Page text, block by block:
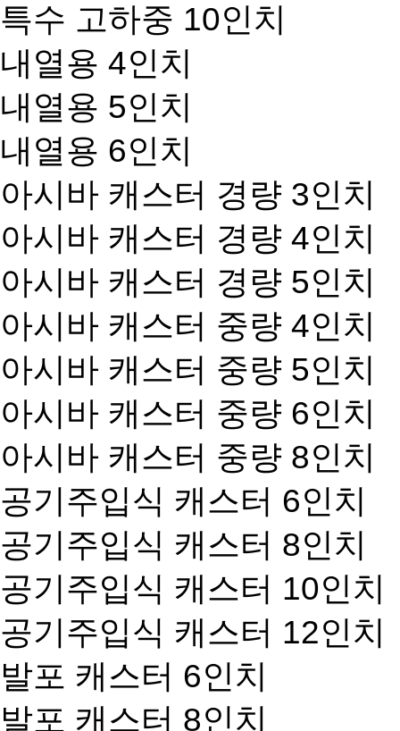
특수 고하중 10인치
내열용 4인치
내열용 5인치
내열용 6인치
아시바 캐스터 경량 3인치
아시바 캐스터 경량 4인치
아시바 캐스터 경량 5인치
아시바 캐스터 중량 4인치
아시바 캐스터 중량 5인치
아시바 캐스터 중량 6인치
아시바 캐스터 중량 8인치
공기주입식 캐스터 6인치
공기주입식 캐스터 8인치
공기주입식 캐스터 10인치
공기주입식 캐스터 12인치
발포 캐스터 6인치
발포 캐스터 8인치